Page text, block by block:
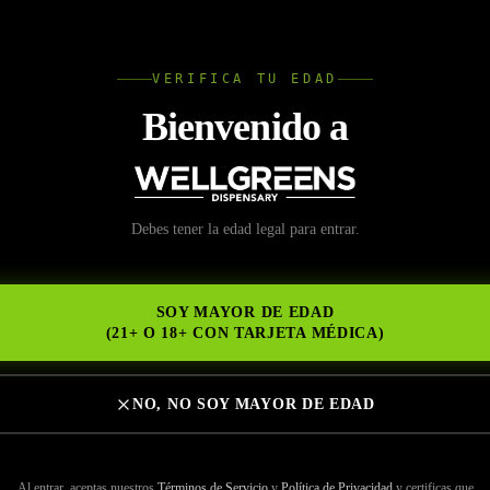
VERIFICA TU EDAD
Bienvenido a
Debes tener la edad legal para entrar.
SOY MAYOR DE EDAD
(21+ O 18+ CON TARJETA MÉDICA)
NO, NO SOY MAYOR DE EDAD
Legal El Cerrito